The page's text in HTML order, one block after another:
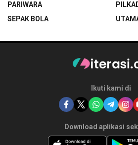
PARIWARA
SEPAK BOLA
Ikuti kami di
Download aplikasi